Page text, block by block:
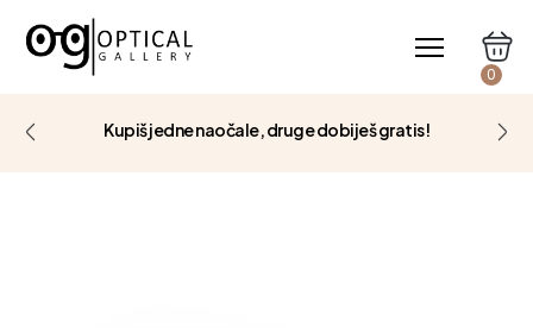
0
Kupiš jedne naočale, druge dobiješ gratis!